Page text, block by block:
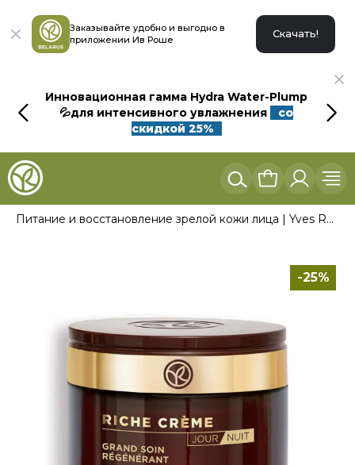
Заказывайте удобно и выгодно в
приложении Ив Роше
Скачать!
Инновационная гамма Hydra Water-Plump
💦для интенсивного увлажнения
со
скидкой 25%
Питание и восстановление зрелой кожи лица | Yves Rocher
-25%